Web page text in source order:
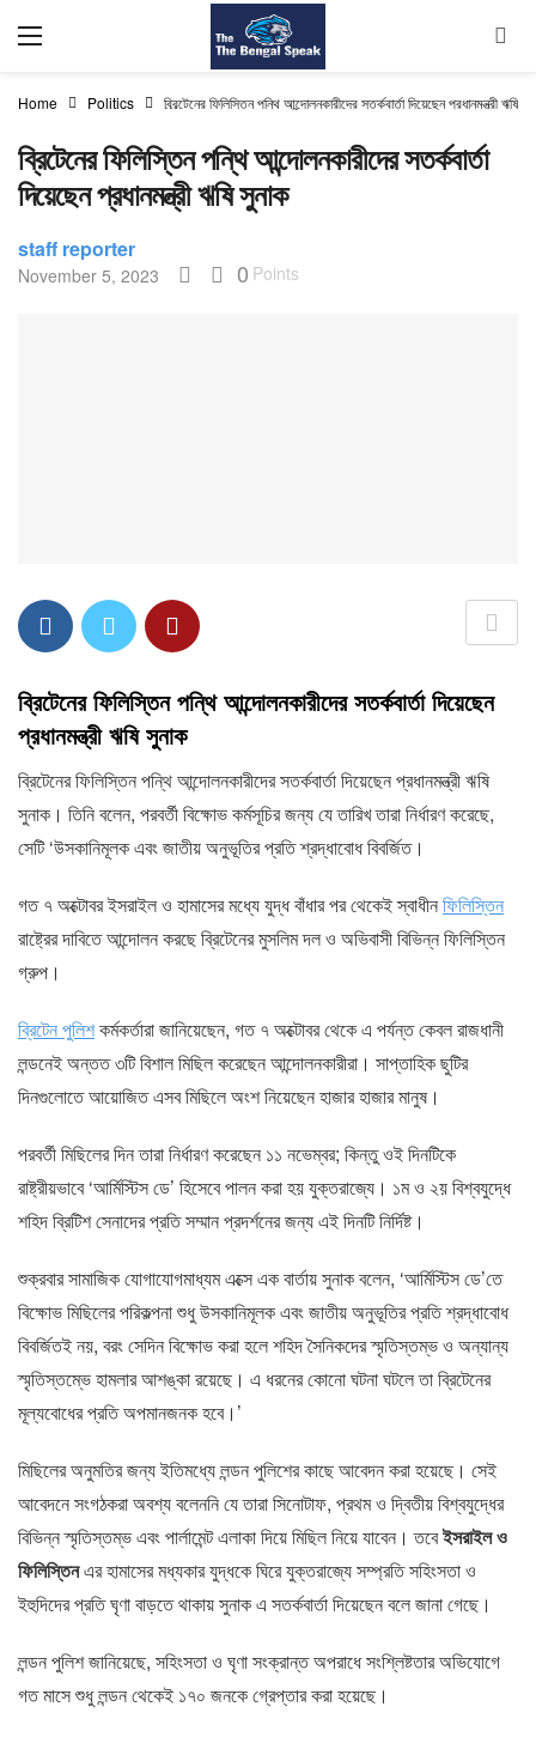
Home Politics ব্রিটেনের ফিলিস্তিন পন্থি আন্দোলনকারীদের সতর্কবার্তা দিয়েছেন প্রধানমন্ত্রী ঋষি
ব্রিটেনের ফিলিস্তিন পন্থি আন্দোলনকারীদের সতর্কবার্তা
দিয়েছেন প্রধানমন্ত্রী ঋষি সুনাক
staff reporter
November 5, 2023 0 Points
ব্রিটেনের ফিলিস্তিন পন্থি আন্দোলনকারীদের সতর্কবার্তা দিয়েছেন
প্রধানমন্ত্রী ঋষি সুনাক
ব্রিটেনের ফিলিস্তিন পন্থি আন্দোলনকারীদের সতর্কবার্তা দিয়েছেন প্রধানমন্ত্রী ঋষি
সুনাক। তিনি বলেন, পরবর্তী বিক্ষোভ কর্মসূচির জন্য যে তারিখ তারা নির্ধারণ করেছে,
সেটি ‘উসকানিমূলক এবং জাতীয় অনুভূতির প্রতি শ্রদ্ধাবোধ বিবর্জিত।
গত ৭ অক্টোবর ইসরাইল ও হামাসের মধ্যে যুদ্ধ বাঁধার পর থেকেই স্বাধীনফিলিস্তিন
রাষ্ট্রের দাবিতে আন্দোলন করছে ব্রিটেনের মুসলিম দল ও অভিবাসী বিভিন্ন ফিলিস্তিন
গ্রুপ।
ব্রিটেন পুলিশকর্মকর্তারা জানিয়েছেন, গত ৭ অক্টোবর থেকে এ পর্যন্ত কেবল রাজধানী
লন্ডনেই অন্তত ৩টি বিশাল মিছিল করেছেন আন্দোলনকারীরা। সাপ্তাহিক ছুটির
দিনগুলোতে আয়োজিত এসব মিছিলে অংশ নিয়েছেন হাজার হাজার মানুষ।
পরবর্তী মিছিলের দিন তারা নির্ধারণ করেছেন ১১ নভেম্বর; কিন্তু ওই দিনটিকে
রাষ্ট্রীয়ভাবে ‘আর্মিস্টিস ডে’ হিসেবে পালন করা হয় যুক্তরাজ্যে। ১ম ও ২য় বিশ্বযুদ্ধে
শহিদ ব্রিটিশ সেনাদের প্রতি সম্মান প্রদর্শনের জন্য এই দিনটি নির্দিষ্ট।
শুক্রবার সামাজিক যোগাযোগমাধ্যম এক্সে এক বার্তায় সুনাক বলেন, ‘আর্মিস্টিস ডে’তে
বিক্ষোভ মিছিলের পরিকল্পনা শুধু উসকানিমূলক এবং জাতীয় অনুভূতির প্রতি শ্রদ্ধাবোধ
বিবর্জিতই নয়, বরং সেদিন বিক্ষোভ করা হলে শহিদ সৈনিকদের স্মৃতিস্তম্ভ ও অন্যান্য
স্মৃতিস্তম্ভে হামলার আশঙ্কা রয়েছে। এ ধরনের কোনো ঘটনা ঘটলে তা ব্রিটেনের
মূল্যবোধের প্রতি অপমানজনক হবে।’
মিছিলের অনুমতির জন্য ইতিমধ্যে লন্ডন পুলিশের কাছে আবেদন করা হয়েছে। সেই
আবেদনে সংগঠকরা অবশ্য বলেননি যে তারা সিনোটাফ, প্রথম ও দ্বিতীয় বিশ্বযুদ্ধের
বিভিন্ন স্মৃতিস্তম্ভ এবং পার্লামেন্ট এলাকা দিয়ে মিছিল নিয়ে যাবেন। তবেইসরাইল ও
ফিলিস্তিনএর হামাসের মধ্যকার যুদ্ধকে ঘিরে যুক্তরাজ্যে সম্প্রতি সহিংসতা ও
ইহুদিদের প্রতি ঘৃণা বাড়তে থাকায় সুনাক এ সতর্কবার্তা দিয়েছেন বলে জানা গেছে।
লন্ডন পুলিশ জানিয়েছে, সহিংসতা ও ঘৃণা সংক্রান্ত অপরাধে সংশ্লিষ্টতার অভিযোগে
গত মাসে শুধু লন্ডন থেকেই ১৭০ জনকে গ্রেপ্তার করা হয়েছে।